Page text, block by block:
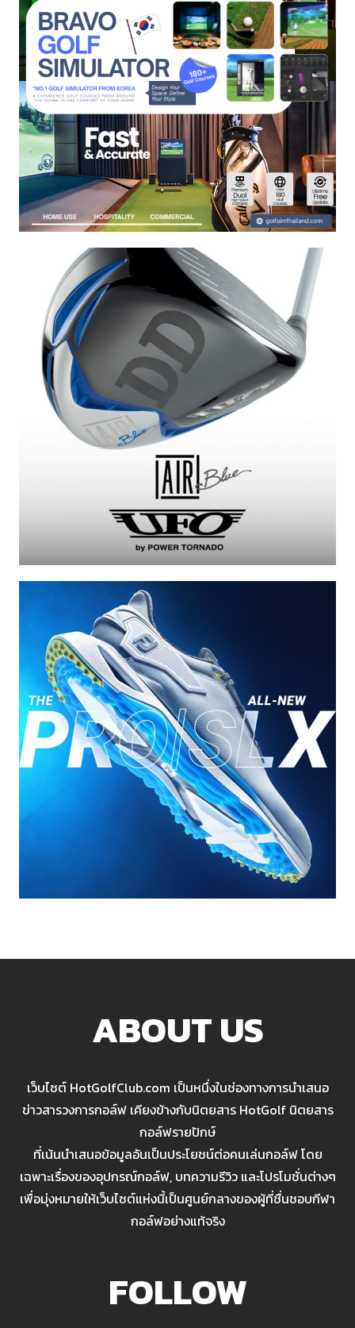
ABOUT US
เว็บไซต์ HotGolfClub.com เป็นหนึ่งในช่องทางการนำเสนอ
ข่าวสารวงการกอล์ฟ เคียงข้างกับนิตยสาร HotGolf นิตยสาร
กอล์ฟรายปักษ์
ที่เน้นนำเสนอข้อมูลอันเป็นประโยชน์ต่อคนเล่นกอล์ฟ โดย
เฉพาะเรื่องของอุปกรณ์กอล์ฟ, บทความรีวิว และโปรโมชั่นต่างๆ
เพื่อมุ่งหมายให้เว็บไซต์แห่งนี้เป็นศูนย์กลางของผู้ที่ชื่นชอบกีฬา
กอล์ฟอย่างแท้จริง
FOLLOW